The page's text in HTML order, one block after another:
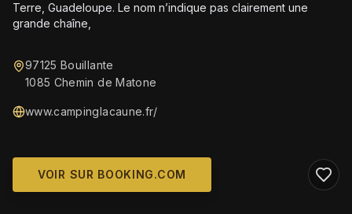
Terre, Guadeloupe. Le nom n’indique pas clairement une
grande chaîne,
97125 Bouillante
1085 Chemin de Matone
www.campinglacaune.fr/
VOIR SUR BOOKING.COM